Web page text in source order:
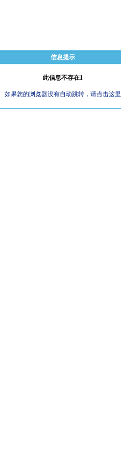
信息提示
此信息不存在1
如果您的浏览器没有自动跳转，请点击这里